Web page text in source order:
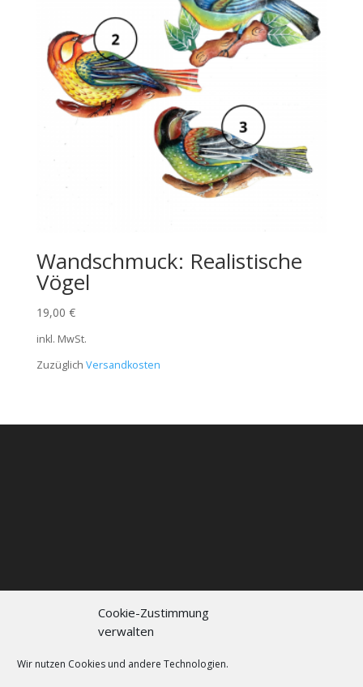
Cookie-Zustimmung
verwalten
Wir nutzen Cookies und andere Technologien.
Wandschmuck: Realistische
Vögel
19,00 €
inkl. MwSt.
Zuzüglich Versandkosten
Kontakt
Datenschutzerklärung
Cookie policy (EU)